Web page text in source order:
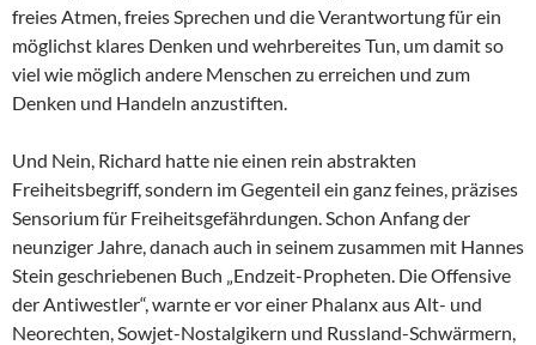
freies Atmen, freies Sprechen und die Verantwortung für ein
möglichst klares Denken und wehrbereites Tun, um damit so
viel wie möglich andere Menschen zu erreichen und zum
Denken und Handeln anzustiften.
Und Nein, Richard hatte nie einen rein abstrakten
Freiheitsbegriff, sondern im Gegenteil ein ganz feines, präzises
Sensorium für Freiheitsgefährdungen. Schon Anfang der
neunziger Jahre, danach auch in seinem zusammen mit Hannes
Stein geschriebenen Buch „Endzeit-Propheten. Die Offensive
der Antiwestler“, warnte er vor einer Phalanx aus Alt- und
Neorechten, Sowjet-Nostalgikern und Russland-Schwärmern,